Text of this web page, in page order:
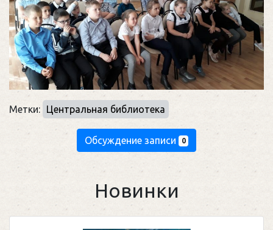
Метки: Центральная библиотека
Обсуждение записи 0
Новинки